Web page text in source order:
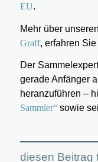
EU.
Mehr über unseren
Graff, erfahren Sie
Der
gerade Anfänger
heranzuführen –
Sammler“sowie